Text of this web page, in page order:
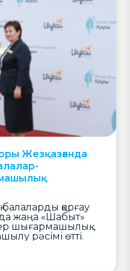
Жезқазғанда
балаларды қорғау
жаңа «Шабыт»
шығармашылық
рәсімі өтті.
Болат